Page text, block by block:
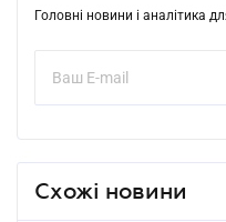
Головні новини і аналітика
Схожі новини